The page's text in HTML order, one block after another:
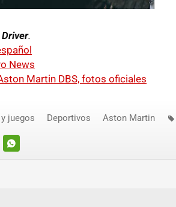
.
News
Martin DBS, fotos oficiales
WHATSAPP
juegos Deportivos Aston Martin